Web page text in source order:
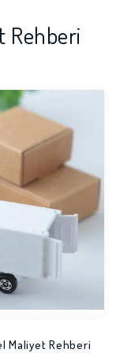
Rehberi
Maliyet Rehberi